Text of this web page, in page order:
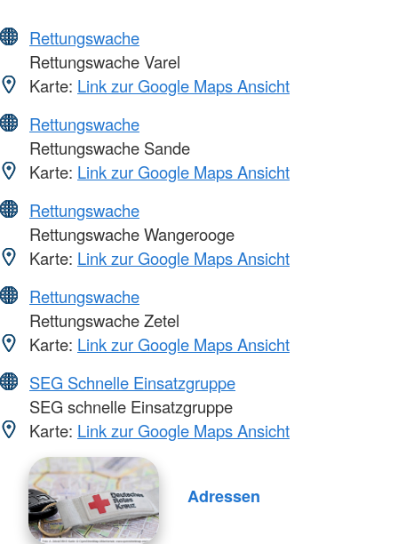
Rettungswache
Rettungswache Varel
Karte: Link zur Google Maps Ansicht
Rettungswache
Rettungswache Sande
Karte: Link zur Google Maps Ansicht
Rettungswache
Rettungswache Wangerooge
Karte: Link zur Google Maps Ansicht
Rettungswache
Rettungswache Zetel
Karte: Link zur Google Maps Ansicht
SEG Schnelle Einsatzgruppe
SEG schnelle Einsatzgruppe
Karte: Link zur Google Maps Ansicht
Adressen